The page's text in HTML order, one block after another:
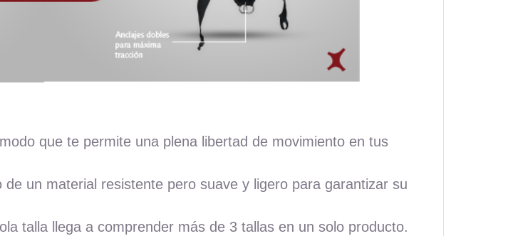
que te permite una plena libertad de movimiento en tus
un material resistente pero suave y ligero para garantizar su
talla llega a comprender más de 3 tallas en un solo producto.